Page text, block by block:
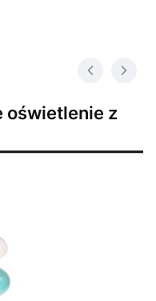
oświetlenie z